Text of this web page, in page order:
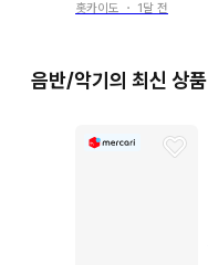
홋카이도 ・ 1달 전
음반/악기의 최신 상품